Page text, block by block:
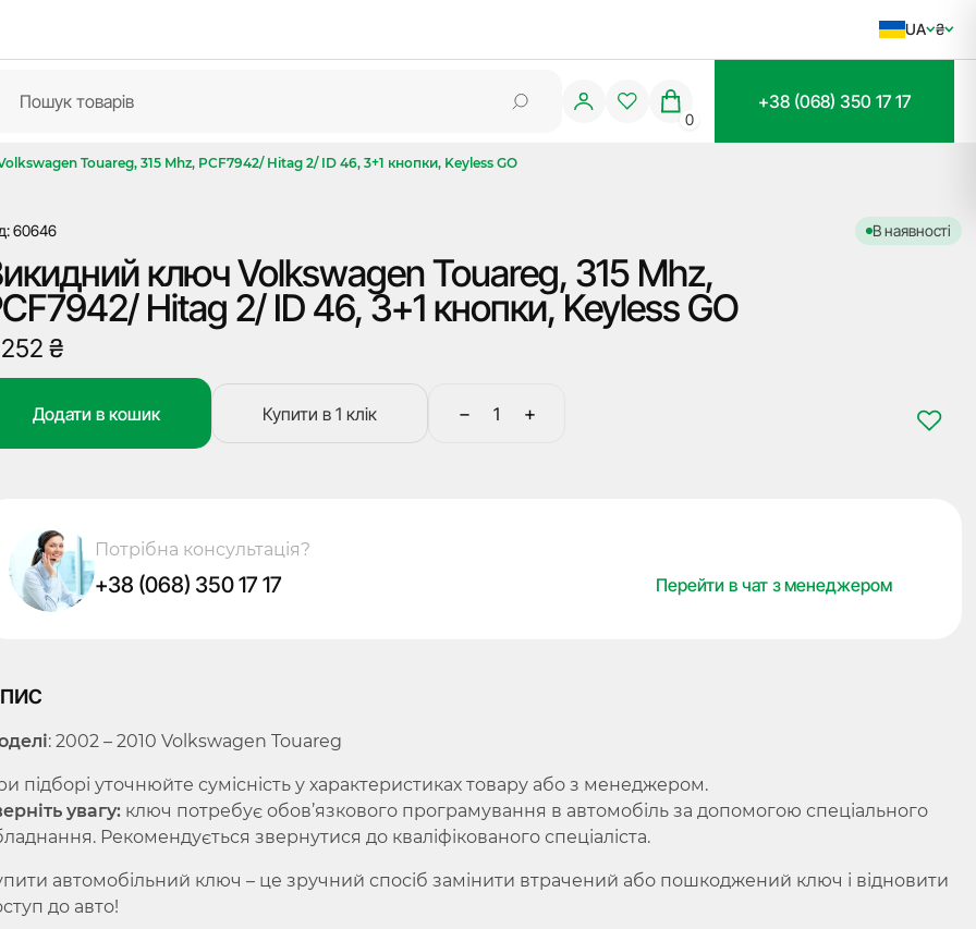
UA ₴
0
+38 (068) 350 17 17
Touareg, 315 Mhz, PCF7942/ Hitag 2/ ID 46, 3+1 кнопки, Keyless GO
60646 В наявності
ключ Volkswagen Touareg, 315 Mhz,
Hitag 2/ ID 46, 3+1 кнопки, Keyless GO
₴
−
Викидний
Keyless
GO
кількість
+
Додати в кошик Купити в 1 клік
Потрібна консультація?
+38 (068) 350 17 17 Перейти в чат з менеджером
: 2002 – 2010 Volkswagen Touareg
підборі уточнюйте сумісність у характеристиках товару або з менеджером.
увагу: ключ потребує обов’язкового програмування в автомобіль за допомогою спеціального
Рекомендується звернутися до кваліфікованого спеціаліста.
автомобільний ключ – це зручний спосіб замінити втрачений або пошкоджений ключ і відновити
до авто!